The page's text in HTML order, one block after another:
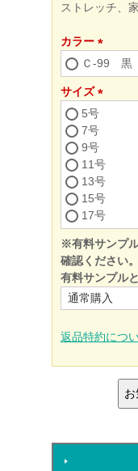
ストレッチ、
カラー
(必
須)
Ｃ-99 黒
サイズ
(必
須)
5号
7号
9号
11号
13号
15号
17号
※有料サンプ
確認ください。
有料サンプル
返品特約につ